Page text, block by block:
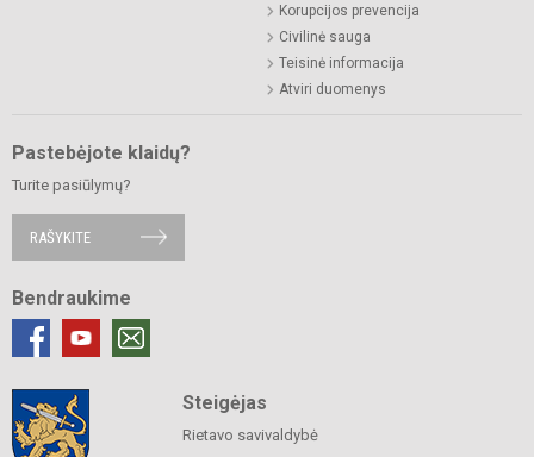
Korupcijos prevencija
Civilinė sauga
Teisinė informacija
Atviri duomenys
Pastebėjote klaidų?
Turite pasiūlymų?
RAŠYKITE
Bendraukime
Steigėjas
Rietavo savivaldybė